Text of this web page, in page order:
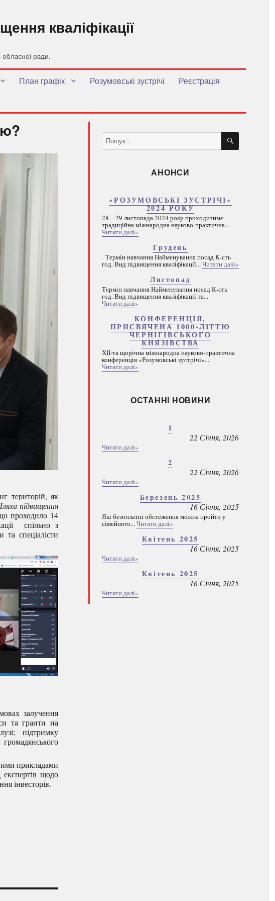
ради.
кваліфікації
План графік Розумовські зустрічі
Реєстрація
територій, як
підвищення
проходило 14
спільно з
та спеціалісти
залучення
та гранти на
підтримку
громадянського
прикладами
експертів щодо
інвесторів.
Пошук
за
ШУКАТИ
АНОНСИ
«РОЗУМОВСЬКІ ЗУСТРІЧІ»
2024 РОКУ
28 – 29 листопада 2024 року проходитиме
традиційна міжнародна науково-практична...
Читати далі»
Грудень
Термін навчання Найменування посад К-сть
год. Вид підвищення кваліфікації...Читати далі»
Листопад
Термін навчання Найменування посад К-сть
год. Вид підвищення кваліфікації та...
Читати далі»
КОНФЕРЕНЦІЯ,
ПРИСВЯЧЕНА 1000-ЛІТТЮ
ЧЕРНІГІВСЬКОГО
КНЯЗІВСТВА
ХІІ-та щорічна міжнародна науково-практична
конференція «Розумовські зустрічі»...
Читати далі»
ОСТАННІ НОВИНИ
1
22 Січня, 2026
Читати далі»
2
22 Січня, 2026
Читати далі»
Березень 2025
16 Січня, 2025
Які безоплатні обстеження можна пройти у
сімейного...Читати далі»
Квітень 2025
16 Січня, 2025
Читати далі»
Квітень 2025
16 Січня, 2025
Читати далі»